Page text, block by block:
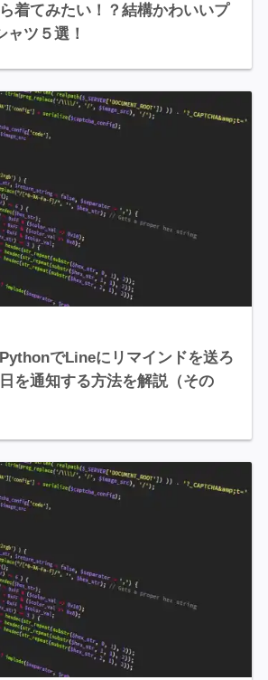
ら着てみたい！？結構かわいいプ
ャツ５選！
でLineにリマインドを送ろ
を通知する方法を解説（その